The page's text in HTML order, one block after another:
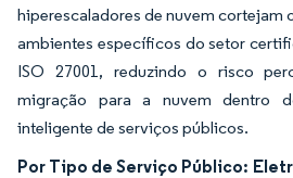
hiperescaladores de nuvem cortejam
ambientes específicos do setor
ISO 27001, reduzindo o risco
migração para a nuvem dentro
inteligente de serviços públicos.
Por Tipo de Serviço Público: